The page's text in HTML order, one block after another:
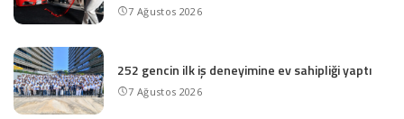
7 Ağustos 2026
252 gencin ilk iş deneyimine ev sahipliği yaptı
7 Ağustos 2026